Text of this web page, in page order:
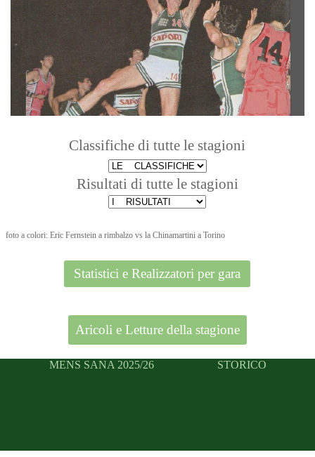
Classifiche di tutte le stagioni
Risultati di tutte le stagioni
foto a colori: Eric Fernstein a rimbalzo vs la Chinamartini a Torino
Statistici e Realizzatori per gara
Aricoli e Letture della stagione
MENS SANA 2025/26 STORICO